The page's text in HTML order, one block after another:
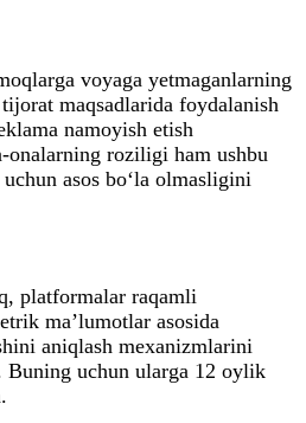
voyaga yetmaganlarning
maqsadlarida foydalanish
namoyish etish
onalarning roziligi ham ushbu
asos bo‘la olmasligini
platformalar raqamli
ma’lumotlar asosida
aniqlash mexanizmlarini
uchun ularga 12 oylik